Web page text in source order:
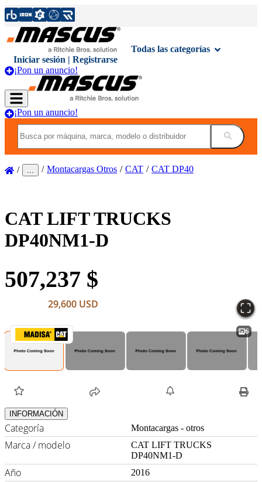
Todas las categorías
Iniciar sesión | Registrarse
¡Pon un anuncio!
¡Pon un anuncio!
Montacargas Otros CAT CAT DP40
CAT LIFT TRUCKS
DP40NM1-D
507,237 $
29,600 USD
6
INFORMACIÓN
Categoría Montacargas - otros
Marca / modelo
CAT LIFT TRUCKS
DP40NM1-D
Año 2016